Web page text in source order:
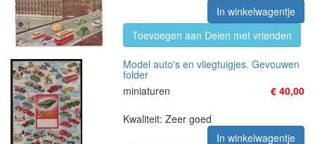
In winkelwagentje
Toevoegen aan Delen met vrienden
Model auto's en vliegtuigjes. Gevouwen
folder
miniaturen
€ 40,00
Kwaliteit: Zeer goed
In winkelwagentje